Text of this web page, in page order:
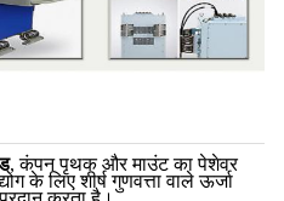
, कंपन पृथक और माउंट का पेशेवर
के लिए शीर्ष गुणवत्ता वाले ऊर्जा